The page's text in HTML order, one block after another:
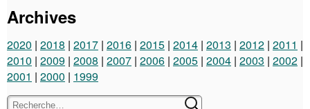
Archives
2020 2018 2017 2016 2015 2014 2013 2012 2011
2010 2009 2008 2007 2006 2005 2004 2003 2002
2001
2000 1999